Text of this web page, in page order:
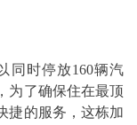
同时停放160辆汽
为了确保住在最顶
捷的服务，这栋加